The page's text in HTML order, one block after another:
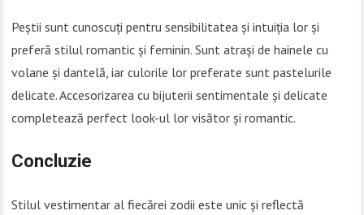
Peștii sunt cunoscuți pentru sensibilitatea și intuiția lor și
preferă stilul romantic și feminin. Sunt atrași de hainele cu
volane și dantelă, iar culorile lor preferate sunt pastelurile
delicate. Accesorizarea cu bijuterii sentimentale și delicate
completează perfect look-ul lor visător și romantic.
Concluzie
Stilul vestimentar al fiecărei zodii este unic și reflectă